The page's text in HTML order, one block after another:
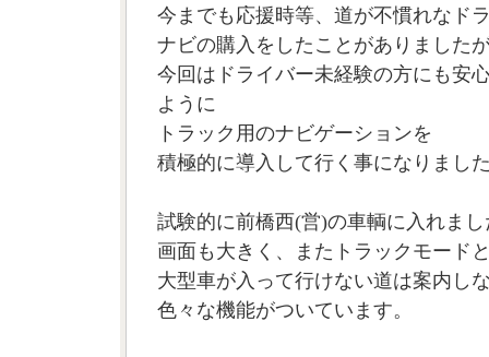
今までも応援時等、道が不慣れなド
ナビの購入をしたことがありました
今回はドライバー未経験の方にも安
ように
トラック用のナビゲーションを
積極的に導入して行く事になりまし
試験的に前橋西(営)の車輌に入れまし
画面も大きく、またトラックモード
大型車が入って行けない道は案内し
色々な機能がついています。